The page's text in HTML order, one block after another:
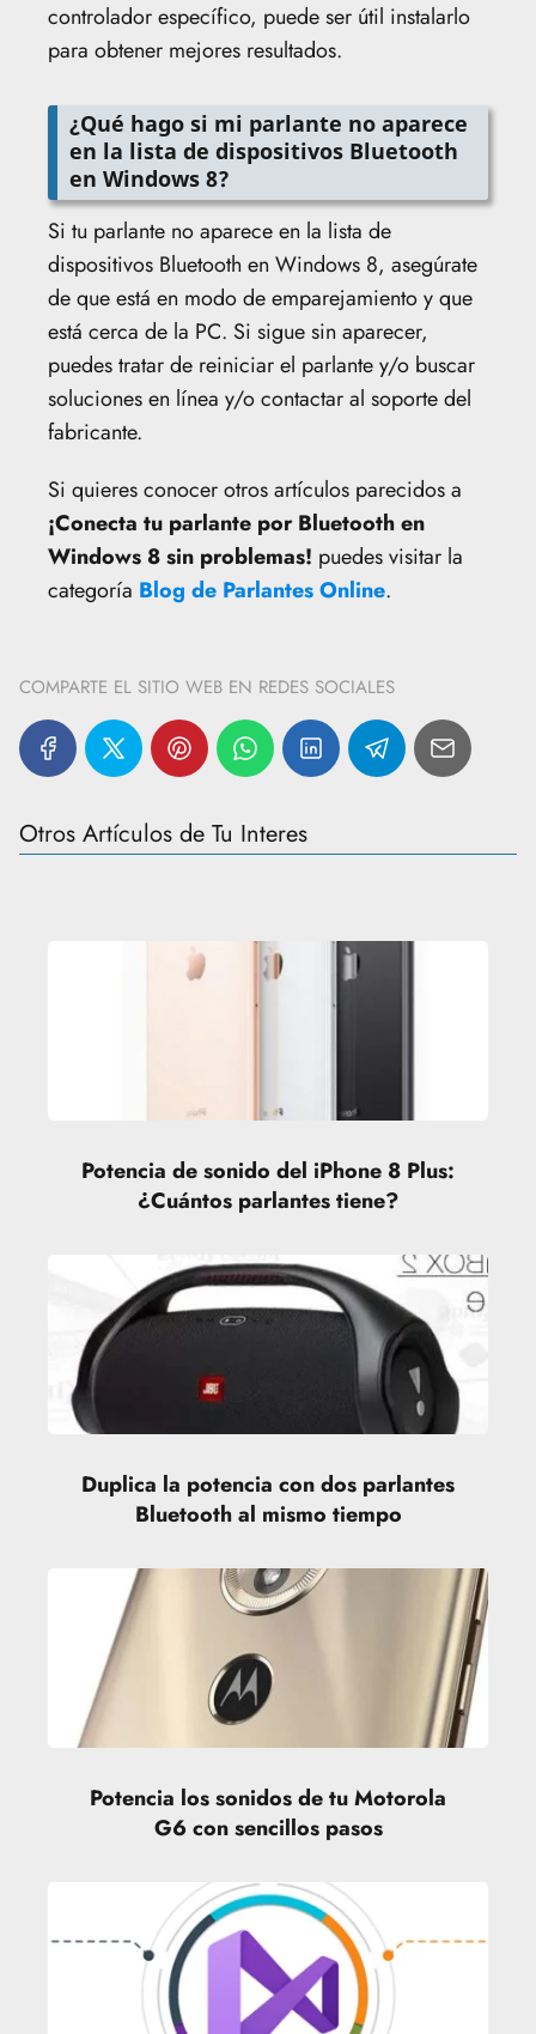
controlador específico, puede ser útil instalarlo
para obtener mejores resultados.
¿Qué hago si mi parlante no aparece
en la lista de dispositivos Bluetooth
en Windows 8?
Si tu parlante no aparece en la lista de
dispositivos Bluetooth en Windows 8, asegúrate
de que está en modo de emparejamiento y que
está cerca de la PC. Si sigue sin aparecer,
puedes tratar de reiniciar el parlante y/o buscar
soluciones en línea y/o contactar al soporte del
fabricante.
Si quieres conocer otros artículos parecidos a
¡Conecta tu parlante por Bluetooth en
Windows 8 sin problemas! puedes visitar la
categoría Blog de Parlantes Online.
COMPARTE EL SITIO WEB EN REDES SOCIALES
Otros Artículos de Tu Interes
Potencia de sonido del iPhone 8 Plus:
¿Cuántos parlantes tiene?
Duplica la potencia con dos parlantes
Bluetooth al mismo tiempo
Potencia los sonidos de tu Motorola
G6 con sencillos pasos